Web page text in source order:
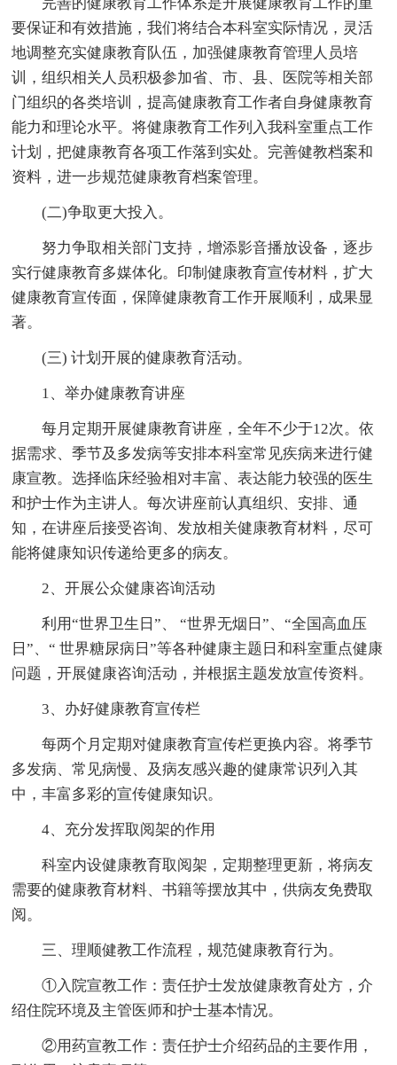
要保证和有效措施，我们将结合本科室实际情况，灵活
地调整充实健康教育队伍，加强健康教育管理人员培
训，组织相关人员积极参加省、市、县、医院等相关部
门组织的各类培训，提高健康教育工作者自身健康教育
能力和理论水平。将健康教育工作列入我科室重点工作
计划，把健康教育各项工作落到实处。完善健教档案和
资料，进一步规范健康教育档案管理。
(二)争取更大投入。
努力争取相关部门支持，增添影音播放设备，逐步
实行健康教育多媒体化。印制健康教育宣传材料，扩大
健康教育宣传面，保障健康教育工作开展顺利，成果显
著。
(三) 计划开展的健康教育活动。
1、举办健康教育讲座
每月定期开展健康教育讲座，全年不少于12次。依
据需求、季节及多发病等安排本科室常见疾病来进行健
康宣教。选择临床经验相对丰富、表达能力较强的医生
和护士作为主讲人。每次讲座前认真组织、安排、通
知，在讲座后接受咨询、发放相关健康教育材料，尽可
能将健康知识传递给更多的病友。
2、开展公众健康咨询活动
利用“世界卫生日”、 “世界无烟日”、“全国高血压
日”、“ 世界糖尿病日”等各种健康主题日和科室重点健康
问题，开展健康咨询活动，并根据主题发放宣传资料。
3、办好健康教育宣传栏
每两个月定期对健康教育宣传栏更换内容。将季节
多发病、常见病慢、及病友感兴趣的健康常识列入其
中，丰富多彩的宣传健康知识。
4、充分发挥取阅架的作用
科室内设健康教育取阅架，定期整理更新，将病友
需要的健康教育材料、书籍等摆放其中，供病友免费取
阅。
三、理顺健教工作流程，规范健康教育行为。
①入院宣教工作：责任护士发放健康教育处方，介
绍住院环境及主管医师和护士基本情况。
②用药宣教工作：责任护士介绍药品的主要作用，